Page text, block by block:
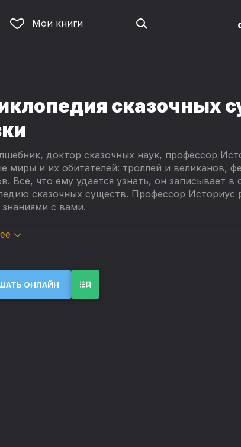
Мои книги
сказочных
доктор сказочных наук, профессор
миры и их обитателей: троллей и великанов,
Все, что ему удается узнать, он записывает
сказочных существ. Профессор Историус
с вами.
вы найдете не только его волшебную
работали:
— Иван Лихачев
ОНЛАЙН